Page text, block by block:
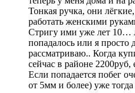
Тонкая ручка, они
работать женскими
Стригу ими уже лет 10…
попадалось или я просто
рассматриваю.. Когда
сейчас в районе
Если попадается побег
от 5мм и более) уже